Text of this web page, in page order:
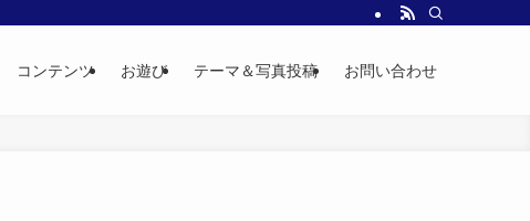
コンテンツ お遊び テーマ＆写真投稿 お問い合わせ